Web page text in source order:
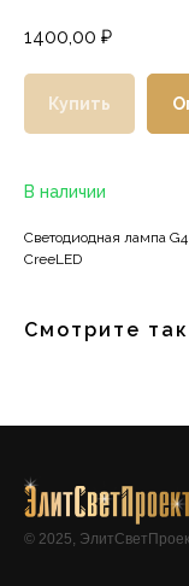
1400,00 ₽
Купить
В наличии
Светодиодная лампа
CreeLED
Смотрите
© 2025,